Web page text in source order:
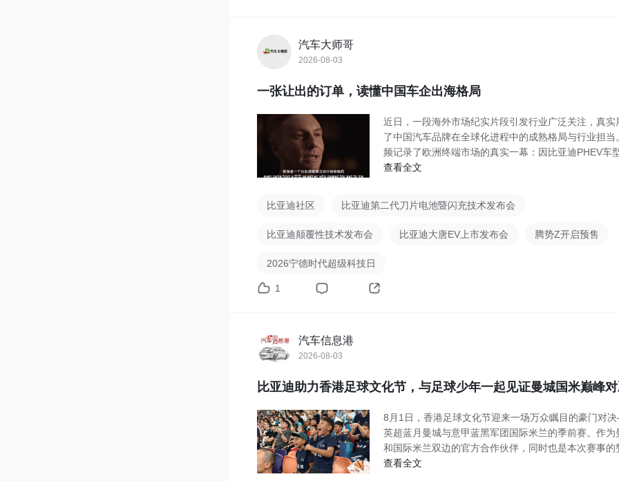
汽车大师哥
2026-08-03
一张让出的订单，读懂中国车企出海格局
近日，一段海外市场纪实片段引发行业广泛关注，真实
了中国汽车品牌在全球化进程中的成熟格局与行业担当
频记录了欧洲终端市场的真实一幕：因比亚迪PHEV车
查看全文
比亚迪社区 比亚迪第二代刀片电池暨闪充技术发布会
比亚迪颠覆性技术发布会 比亚迪大唐EV上市发布会 腾势Z开启预售
2026宁德时代超级科技日
1
汽车信息港
2026-08-03
比亚迪助力香港足球文化节，与足球少年一起见证曼城国米巅峰
8月1日，香港足球文化节迎来一场万众瞩目的豪门对
英超蓝月曼城与意甲蓝黑军团国际米兰的季前赛。作为
和国际米兰双边的官方合作伙伴，同时也是本次赛事的
商
查看全文